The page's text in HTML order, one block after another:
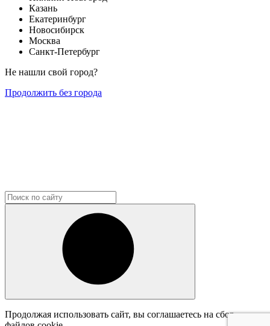
Казань
Екатеринбург
Новосибирск
Москва
Санкт-Петербург
Не нашли свой город?
Продолжить без города
Продолжая использовать сайт, вы соглашаетесь на сбор